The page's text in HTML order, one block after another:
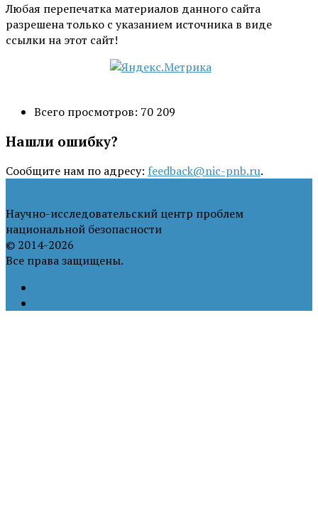
Любая перепечатка материалов данного сайта
разрешена только с указанием источника в виде
ссылки на этот сайт!
Всего просмотров: 70 209
Нашли ошибку?
Сообщите нам по адресу: feedback@nic-pnb.ru.
Научно-исследовательский центр проблем
национальной безопасности
© 2014-2026
Все права защищены.